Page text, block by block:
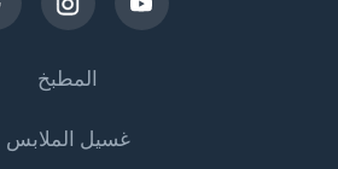
المطبخ
التبريد
غسيل الملابس